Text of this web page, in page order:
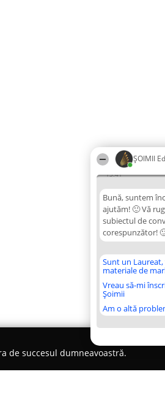
ȘOIMII
13:41
Bună, suntem
ajutăm! 🙂 Vă
subiectul de
corespunzător!
Sunt un
materiale de
Vreau să-mi
Șoimii
Am o altă
de succesul dumneavoastră.